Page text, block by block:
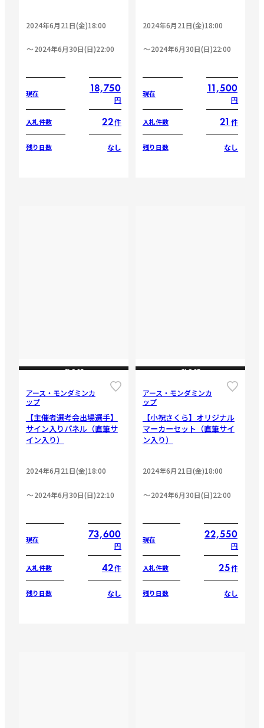
2024年6月21日(金)18:00
2024年6月30日(日)22:00
現在 18,750
円
入札件数 22件
残り日数 なし
2024年6月21日(金)18:00
2024年6月30日(日)22:00
現在 11,500
円
入札件数 21 件
残り日数 なし
CLOSE
アース・モンダミンカ
ップ
【主催者選考会出場選手】
サイン入りパネル（直筆サ
イン入り）
2024年6月21日(金)18:00
2024年6月30日(日)22:10
現在 73,600
円
入札件数 42件
残り日数 なし
CLOSE
アース・モンダミンカ
ップ
【小祝さくら】オリジナル
マーカーセット（直筆サイ
ン入り）
2024年6月21日(金)18:00
2024年6月30日(日)22:00
現在 22,550
円
入札件数 25件
残り日数 なし